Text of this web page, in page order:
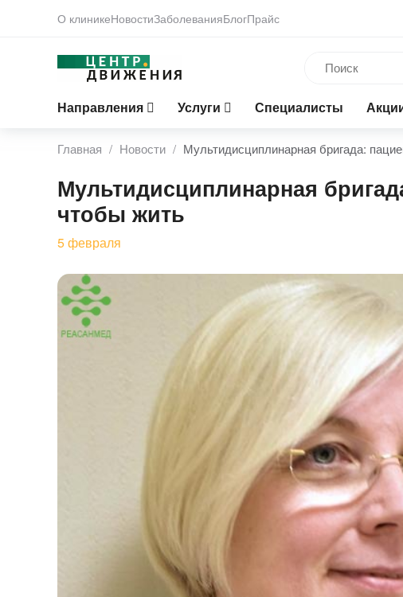
О клиникеНовостиЗаболеванияБлогПрайс
Направления Услуги Специалисты
Главная Новости Мультидисциплинарная бригада:
Мультидисциплинарная
чтобы жить
5февраля